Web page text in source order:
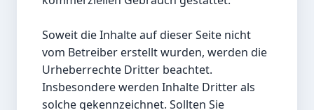
Soweit die Inhalte auf dieser Seite nicht
vom Betreiber erstellt wurden, werden die
Urheberrechte Dritter beachtet.
Insbesondere werden Inhalte Dritter als
solche gekennzeichnet. Sollten Sie